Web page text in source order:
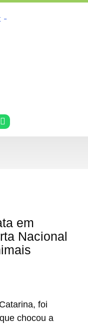
em
Nacional
foi
chocou a